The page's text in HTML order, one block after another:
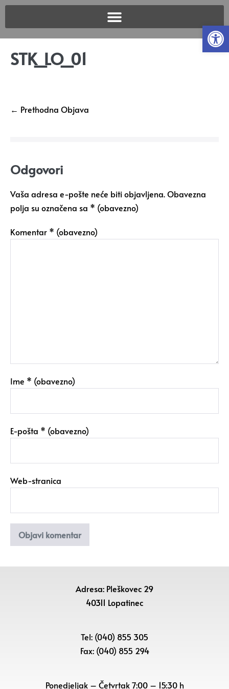
STK_LO_01
← Prethodna Objava
Odgovori
Vaša adresa e-pošte neće biti objavljena.Obavezna
polja su označena sa * (obavezno)
Komentar * (obavezno)
Ime * (obavezno)
E-pošta * (obavezno)
Web-stranica
Adresa: Pleškovec 29
40311 Lopatinec
Tel: (040) 855 305
Fax: (040) 855 294
Ponedjeljak – Četvrtak 7:00 – 15:30 h